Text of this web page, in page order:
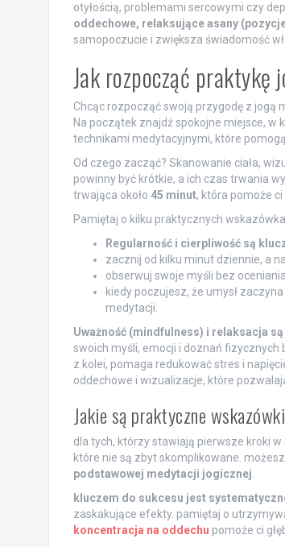
otyłością, problemami sercowymi czy
oddechowe, relaksujące asany
samopoczucie i zwiększa świadomość
Jak rozpocząć praktykę
Chcąc rozpocząć swoją przygodę z jogą
Na początek znajdź spokojne miejsce, w
technikami medytacyjnymi, które
Od czego zacząć? Skanowanie ciała,
powinny być krótkie, a ich czas trwania
trwająca około 45 minut, która pomoże
Pamiętaj o kilku praktycznych
Regularność i cierpliwość są
zacznij od kilku minut dziennie, a
obserwuj swoje myśli bez
kiedy poczujesz, że umysł
medytacji.
Uważność (mindfulness) i relaksacja
swoich myśli, emocji i doznań fizycznych
z kolei, pomaga redukować stres i
oddechowe i wizualizacje, które
Jakie są praktyczne
dla tych, którzy stawiają pierwsze kroki
które nie są zbyt skomplikowane.
podstawowej medytacji jogicznej.
kluczem do sukcesu jest
zaskakujące efekty. pamiętaj o
koncentracja na oddechu pomoże ci